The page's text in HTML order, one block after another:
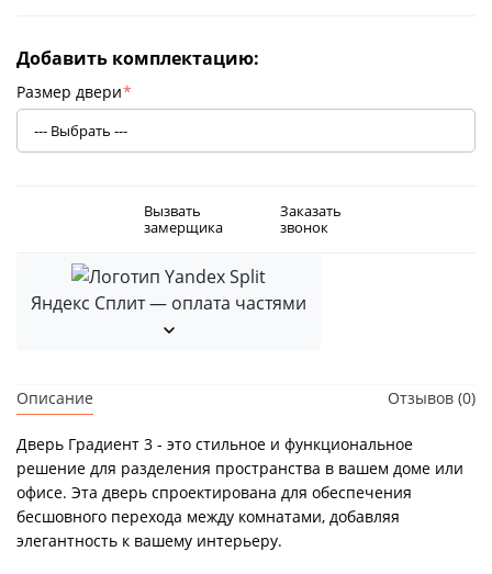
Добавить комплектацию:
Размер двери*
Вызвать
замерщика
Заказать
звонок
Яндекс Сплит — оплата частями
Описание Отзывов (0)
Дверь Градиент 3 - это стильное и функциональное
решение для разделения пространства в вашем доме или
офисе. Эта дверь спроектирована для обеспечения
бесшовного перехода между комнатами, добавляя
элегантность к вашему интерьеру.